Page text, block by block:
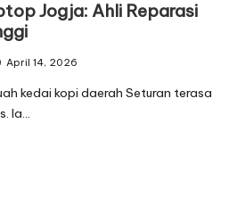
Jogja: Ahli Reparasi
April 14, 2026
kedai kopi daerah Seturan terasa
Ia…